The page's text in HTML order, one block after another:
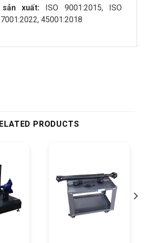
xuất: ISO 9001:2015, ISO
45001:2018
PRODUCTS